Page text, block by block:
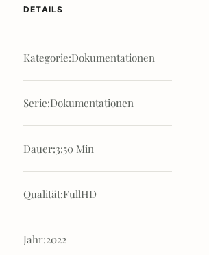
DETAILS
Kategorie:Dokumentationen
Serie:Dokumentationen
Dauer:3:50 Min
Qualität:FullHD
Jahr:2022